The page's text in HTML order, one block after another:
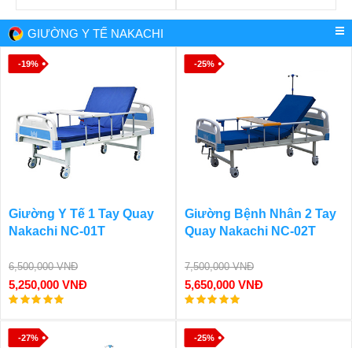
GIƯỜNG Y TẾ NAKACHI
-19%
Giường Y Tế 1 Tay Quay
Nakachi NC-01T
6,500,000 VNĐ
5,250,000 VNĐ
-25%
Giường Bệnh Nhân 2 Tay
Quay Nakachi NC-02T
7,500,000 VNĐ
5,650,000 VNĐ
-27% -25%